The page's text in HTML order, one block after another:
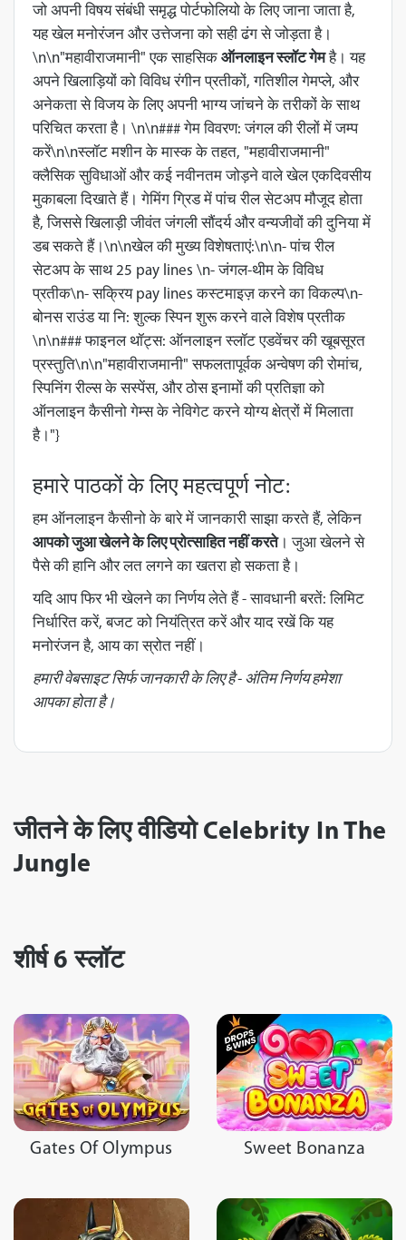
जो अपनी विषय संबंधी समृद्ध पोर्टफोलियो के लिए जाना जाता है,
यह खेल मनोरंजन और उत्तेजना को सही ढंग से जोड़ता है।
\n\n"महावीराजमानी" एक साहसिक ऑनलाइन स्लॉट गेमहै। यह
अपने खिलाड़ियों को विविध रंगीन प्रतीकों, गतिशील गेमप्ले, और
अनेकता से विजय के लिए अपनी भाग्य जांचने के तरीकों के साथ
परिचित करता है। \n\n### गेम विवरण: जंगल की रीलों में जम्प
करें\n\nस्लॉट मशीन के मास्क के तहत, "महावीराजमानी"
क्लैसिक सुविधाओं और कई नवीनतम जोड़ने वाले खेल एकदिवसीय
मुकाबला दिखाते हैं। गेमिंग ग्रिड में पांच रील सेटअप मौजूद होता
है, जिससे खिलाड़ी जीवंत जंगली सौंदर्य और वन्यजीवों की दुनिया में
डब सकते हैं।\n\nखेल की मुख्य विशेषताएं:\n\n- पांच रील
सेटअप के साथ 25 pay lines \n- जंगल-थीम के विविध
प्रतीक\n- सक्रिय pay lines कस्टमाइज़ करने का विकल्प\n-
बोनस राउंड या नि: शुल्क स्पिन शुरू करने वाले विशेष प्रतीक
\n\n### फाइनल थॉट्स: ऑनलाइन स्लॉट एडवेंचर की खूबसूरत
प्रस्तुति\n\n"महावीराजमानी" सफलतापूर्वक अन्वेषण की रोमांच,
स्पिनिंग रील्स के सस्पेंस, और ठोस इनामों की प्रतिज्ञा को
ऑनलाइन कैसीनो गेम्स के नेविगेट करने योग्य क्षेत्रों में मिलाता
है।"}
हमारे पाठकों के लिए महत्वपूर्ण नोट:
हम ऑनलाइन कैसीनो के बारे में जानकारी साझा करते हैं, लेकिन
आपको जुआ खेलने के लिए प्रोत्साहित नहीं करते। जुआ खेलने से
पैसे की हानि और लत लगने का खतरा हो सकता है।
यदि आप फिर भी खेलने का निर्णय लेते हैं - सावधानी बरतें: लिमिट
निर्धारित करें, बजट को नियंत्रित करें और याद रखें कि यह
मनोरंजन है, आय का स्रोत नहीं।
हमारी वेबसाइट सिर्फ जानकारी के लिए है - अंतिम निर्णय हमेशा
आपका होता है।
जीतने के लिए वीडियो Celebrity In The
Jungle
शीर्ष 6 स्लॉट
Gates Of Olympus Sweet Bonanza